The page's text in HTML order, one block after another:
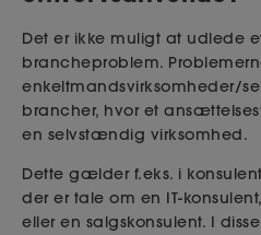
Det er ikke muligt at udlede
brancheproblem.
enkeltmandsvirksomheder/
brancher, hvor et
en selvstændig virksomhed.
Dette gælder f.eks. i
der er tale om en IT-
eller en salgskonsulent. I